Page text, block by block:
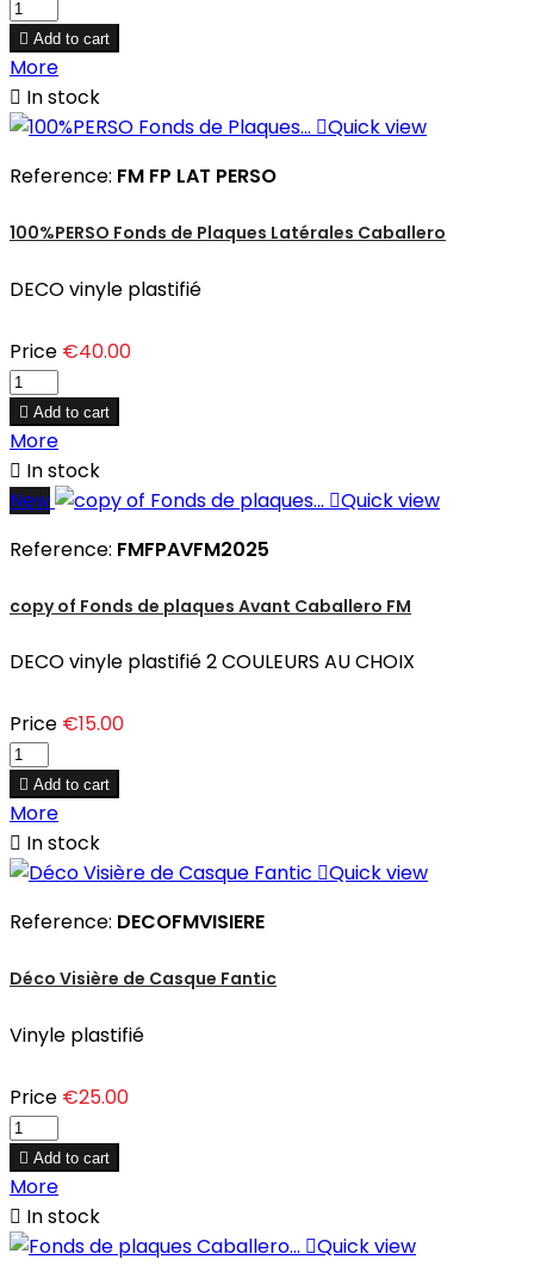
 Add to cart
More
 In stock
Quick view
Reference: FM FP LAT PERSO
100%PERSO Fonds de Plaques Latérales Caballero
DECO vinyle plastifié
Price €40.00
 Add to cart
More
 In stock
New
Quick view
Reference: FMFPAVFM2025
copy of Fonds de plaques Avant Caballero FM
DECO vinyle plastifié 2 COULEURS AU CHOIX
Price €15.00
 Add to cart
More
 In stock
Quick view
Reference: DECOFMVISIERE
Déco Visière de Casque Fantic
Vinyle plastifié
Price €25.00
 Add to cart
More
 In stock
Quick view